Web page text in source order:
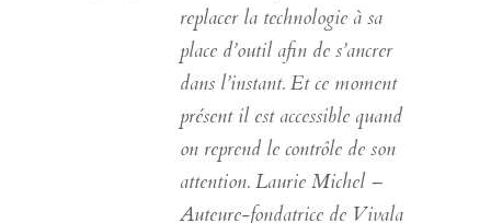
replacer la technologie à sa
place d’outil afin de s’ancrer
dans l’instant. Et ce moment
présent il est accessible quand
on reprend le contrôle de son
attention. Laurie Michel –
Auteure-fondatrice de Vivala